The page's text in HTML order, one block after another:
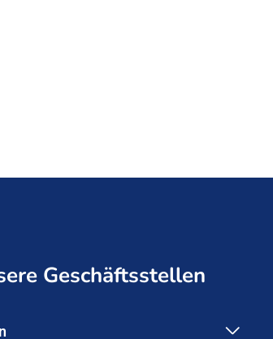
Geschäftsstellen